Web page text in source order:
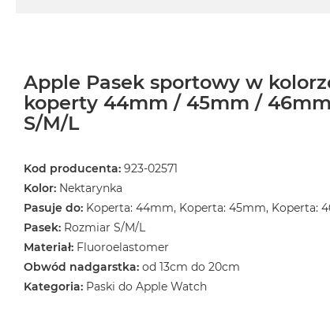
Apple Pasek sportowy w
koperty 44mm / 45mm /
S/M/L
Kod producenta: 923-02571
Kolor: Nektarynka
Pasuje do: Koperta: 44mm, Koperta: 45mm, Koperta:
Pasek: Rozmiar S/M/L
Materiał: Fluoroelastomer
Obwód nadgarstka: od 13cm do 20cm
Kategoria: Paski do Apple Watch